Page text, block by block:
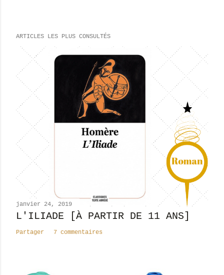
ARTICLES LES PLUS CONSULTÉS
janvier 24, 2019
L'ILIADE [À PARTIR DE 11 ANS]
Partager 7 commentaires